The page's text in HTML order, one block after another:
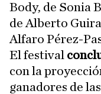
Body, de Sonia
de Alberto
Alfaro Pérez-
El festival
con la
ganadores de